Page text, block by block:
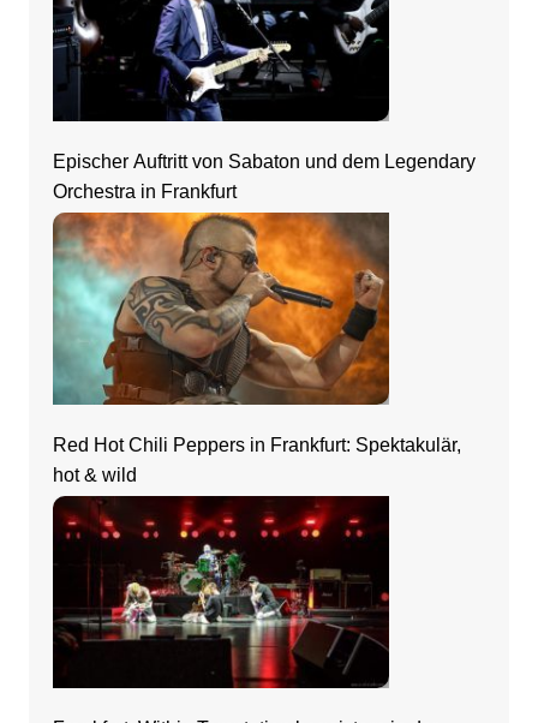
Epischer Auftritt von Sabaton und dem Legendary
Orchestra in Frankfurt
Red Hot Chili Peppers in Frankfurt: Spektakulär,
hot & wild